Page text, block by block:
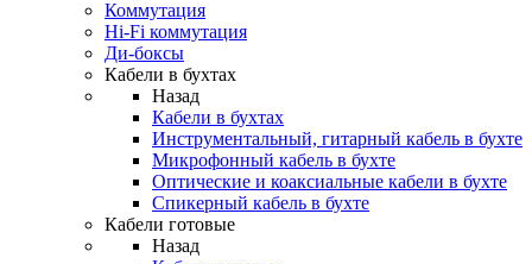
Коммутация
Hi-Fi коммутация
Ди-боксы
Кабели в бухтах
Назад
Кабели в бухтах
Инструментальный, гитарный кабель в бухте
Микрофонный кабель в бухте
Оптические и коаксиальные кабели в бухте
Спикерный кабель в бухте
Кабели готовые
Назад